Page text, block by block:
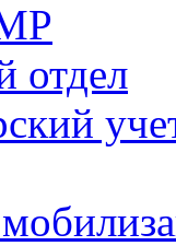
отдел